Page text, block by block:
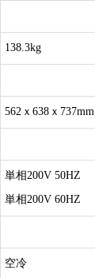
138.3kg
562ｘ638ｘ737mm
単相200V 50HZ
単相200V 60HZ
空冷